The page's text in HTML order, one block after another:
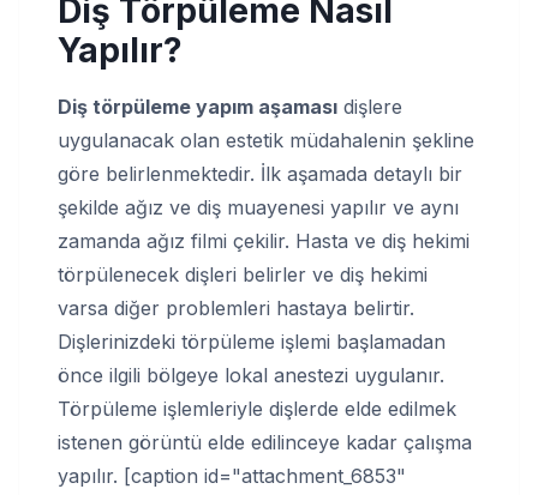
Diş Törpüleme Nasıl
Yapılır?
Diş törpüleme yapım aşaması dişlere
uygulanacak olan estetik müdahalenin şekline
göre belirlenmektedir. İlk aşamada detaylı bir
şekilde ağız ve diş muayenesi yapılır ve aynı
zamanda ağız filmi çekilir. Hasta ve diş hekimi
törpülenecek dişleri belirler ve diş hekimi
varsa diğer problemleri hastaya belirtir.
Dişlerinizdeki törpüleme işlemi başlamadan
önce ilgili bölgeye lokal anestezi uygulanır.
Törpüleme işlemleriyle dişlerde elde edilmek
istenen görüntü elde edilinceye kadar çalışma
yapılır. [caption id="attachment_6853"